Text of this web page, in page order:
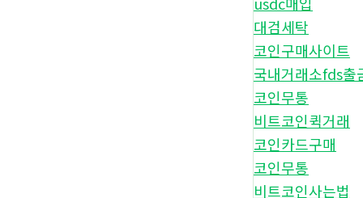
대검세탁
코인구매사이트
국내거래소fds출
코인무통
비트코인퀵거래
코인카드구매
코인무통
비트코인사는법